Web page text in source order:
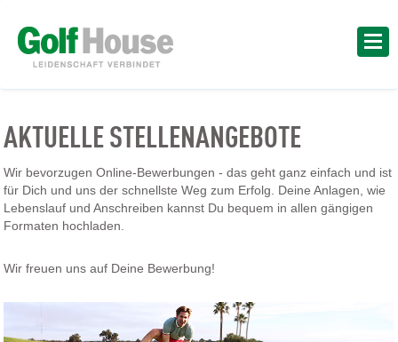
AKTUELLE STELLENANGEBOTE
Wir bevorzugen Online-Bewerbungen - das geht ganz einfach und ist
für Dich und uns der schnellste Weg zum Erfolg. Deine Anlagen, wie
Lebenslauf und Anschreiben kannst Du bequem in allen gängigen
Formaten hochladen.
Wir freuen uns auf Deine Bewerbung!